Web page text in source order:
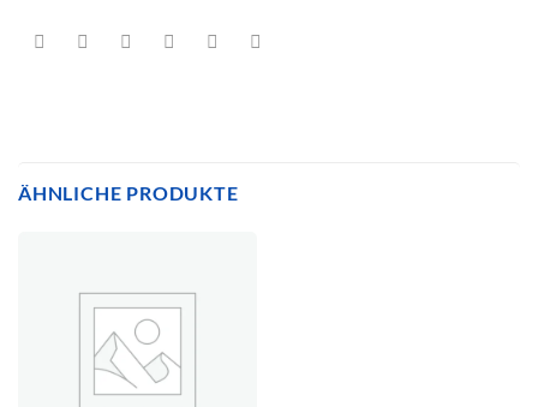
ÄHNLICHE PRODUKTE